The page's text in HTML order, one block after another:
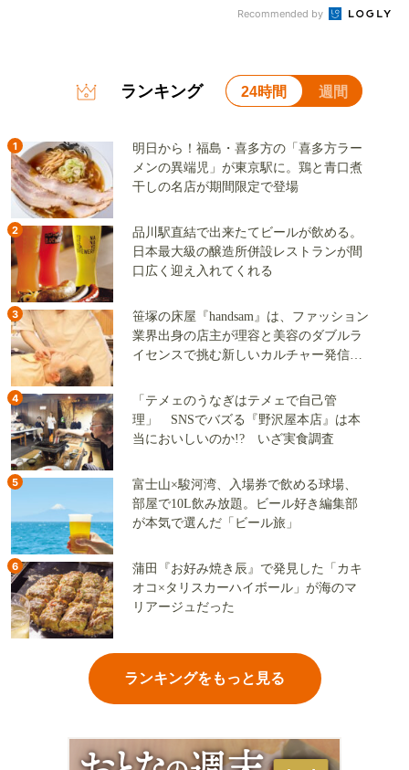
Recommended by
ランキング 24時間 週間
1
明日から！福島・喜多方の「喜多方ラー
メンの異端児」が東京駅に。鶏と青口煮
干しの名店が期間限定で登場
2
品川駅直結で出来たてビールが飲める。
日本最大級の醸造所併設レストランが間
口広く迎え入れてくれる
3
笹塚の床屋『handsam』は、ファッション
業界出身の店主が理容と美容のダブルラ
イセンスで挑む新しいカルチャー発信基
4
「テメェのうなぎはテメェで自己管
理」 SNSでバズる『野沢屋本店』は本
当においしいのか!? いざ実食調査
5
富士山×駿河湾、入場券で飲める球場、
部屋で10L飲み放題。ビール好き編集部
が本気で選んだ「ビール旅」
6
蒲田『お好み焼き辰』で発見した「カキ
オコ×タリスカーハイボール」が海のマ
リアージュだった
ランキングをもっと見る